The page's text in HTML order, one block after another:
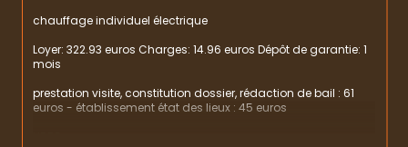
chauffage individuel électrique
Loyer: 322.93 euros Charges: 14.96 euros Dépôt de garantie: 1
mois
prestation visite, constitution dossier, rédaction de bail : 61
euros - établissement état des lieux : 45 euros